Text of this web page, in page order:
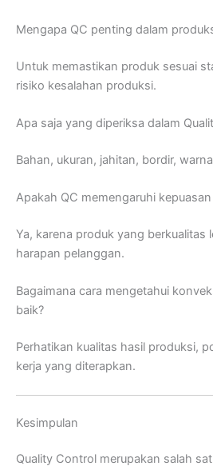
Mengapa QC penting dalam
Untuk memastikan produk sesuai
risiko kesalahan produksi.
Apa saja yang diperiksa dalam
Bahan, ukuran, jahitan, bordir,
Apakah QC memengaruhi
Ya, karena produk yang berkualitas
harapan pelanggan.
Bagaimana cara mengetahui
baik?
Perhatikan kualitas hasil produksi,
kerja yang diterapkan.
Kesimpulan
Quality Control merupakan salah